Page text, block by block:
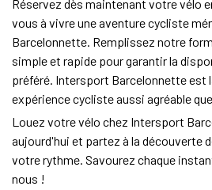
Réservez dès maintenant votre vélo
vous à vivre une aventure cycliste
Barcelonnette. Remplissez notre
simple et rapide pour garantir la
préféré. Intersport Barcelonnette est
expérience cycliste aussi agréable
Louez votre vélo chez Intersport
aujourd'hui et partez à la découverte
votre rythme. Savourez chaque
nous !